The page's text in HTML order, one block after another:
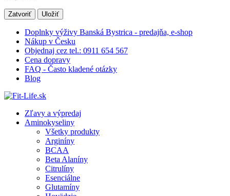
Zatvoriť Uložiť
Doplnky výživy Banská Bystrica - predajňa, e-shop
Nákup v Česku
Objednaj cez tel.: 0911 654 567
Cena dopravy
FAQ - Často kladené otázky
Blog
Zľavy a výpredaj
Aminokyseliny
Všetky produkty
Arginíny
BCAA
Beta Alaníny
Citrulíny
Esenciálne
Glutamíny